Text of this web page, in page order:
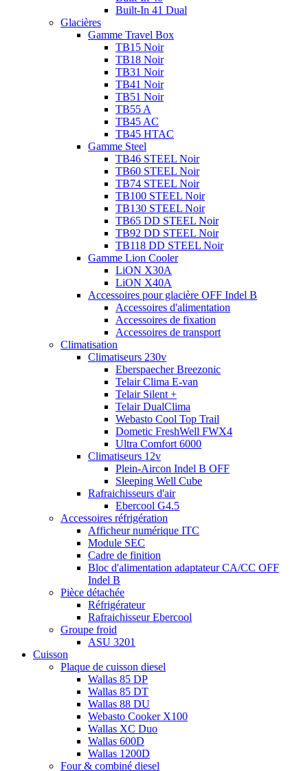
Built-In 41 Dual
Glacières
Gamme Travel Box
TB15 Noir
TB18 Noir
TB31 Noir
TB41 Noir
TB51 Noir
TB55 A
TB45 AC
TB45 HTAC
Gamme Steel
TB46 STEEL Noir
TB60 STEEL Noir
TB74 STEEL Noir
TB100 STEEL Noir
TB130 STEEL Noir
TB65 DD STEEL Noir
TB92 DD STEEL Noir
TB118 DD STEEL Noir
Gamme Lion Cooler
LiON X30A
LiON X40A
Accessoires pour glacière OFF Indel B
Accessoires d'alimentation
Accessoires de fixation
Accessoires de transport
Climatisation
Climatiseurs 230v
Eberspaecher Breezonic
Telair Clima E-van
Telair Silent +
Telair DualClima
Webasto Cool Top Trail
Dometic FreshWell FWX4
Ultra Comfort 6000
Climatiseurs 12v
Plein-Aircon Indel B OFF
Sleeping Well Cube
Rafraichisseurs d'air
Ebercool G4.5
Accessoires réfrigération
Afficheur numérique ITC
Module SEC
Cadre de finition
Bloc d'alimentation adaptateur CA/CC OFF
Indel B
Pièce détachée
Réfrigérateur
Rafraichisseur Ebercool
Groupe froid
ASU 3201
Cuisson
Plaque de cuisson diesel
Wallas 85 DP
Wallas 85 DT
Wallas 88 DU
Webasto Cooker X100
Wallas XC Duo
Wallas 600D
Wallas 1200D
Four & combiné diesel